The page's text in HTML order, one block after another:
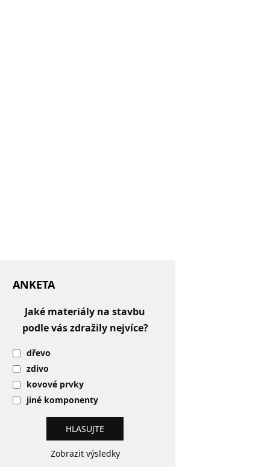
ANKETA
Jaké materiály na stavbu
podle vás zdražily nejvíce?
dřevo
zdivo
kovové prvky
jiné komponenty
Zobrazit výsledky